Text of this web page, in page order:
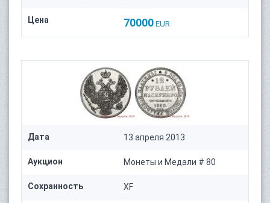
Цена 70000 EUR
Дата 13 апреля 2013
Аукцион Монеты и Медали # 80
Сохранность XF